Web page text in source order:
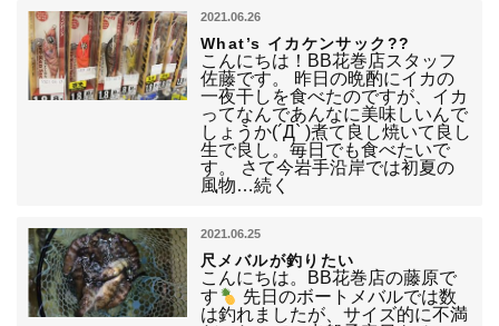
2021.06.26
What’s イカケンサック??
こんにちは！BB花巻店スタッフ
佐藤です。 昨日の晩酌にイカの
一夜干しを食べたのですが、イカ
ってなんであんなに美味しいんで
しょうか(´Д` )煮て良し焼いて良し
生で良し。毎日でも食べたいで
す。 さて今岩手沿岸では初夏の
風物…続く
2021.06.25
尺メバルが釣りたい
こんにちは。BB花巻店の藤原で
す
先日のボートメバルでは数
は釣れましたが、サイズ的に不満